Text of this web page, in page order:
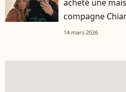
acheté une
compagne
14 mars 2026